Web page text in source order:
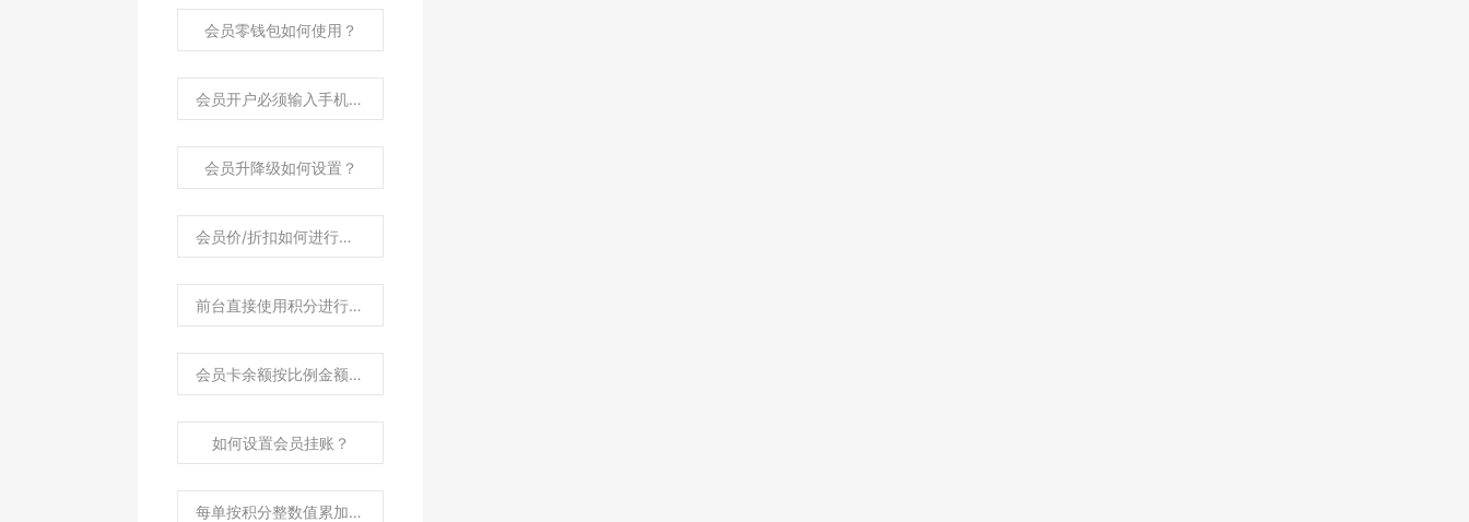
会员零钱包如何使用？
会员开户必须输入手机号与姓名如何进行设置？
会员升降级如何设置？
会员价/折扣如何进行设置？
前台直接使用积分进行付款，如何设置?
会员卡余额按比例金额扣款，如何设置？
如何设置会员挂账？
每单按积分整数值累加积分，如何理解?